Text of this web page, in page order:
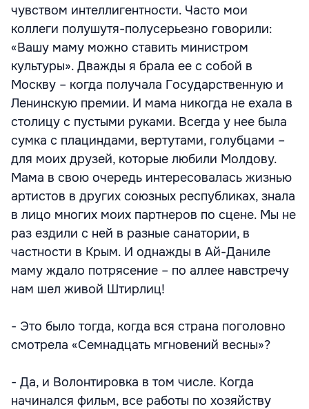
чувством интеллигентности. Часто мои
коллеги полушутя-полусерьезно говорили:
«Вашу маму можно ставить министром
культуры». Дважды я брала ее с собой в
Москву – когда получала Государственную и
Ленинскую премии. И мама никогда не ехала в
столицу с пустыми руками. Всегда у нее была
сумка с плациндами, вертутами, голубцами –
для моих друзей, которые любили Молдову.
Мама в свою очередь интересовалась жизнью
артистов в других союзных республиках, знала
в лицо многих моих партнеров по сцене. Мы не
раз ездили с ней в разные санатории, в
частности в Крым. И однажды в Ай-Даниле
маму ждало потрясение – по аллее навстречу
нам шел живой Штирлиц!
- Это было тогда, когда вся страна поголовно
смотрела «Семнадцать мгновений весны»?
- Да, и Волонтировка в том числе. Когда
начинался фильм, все работы по хозяйству